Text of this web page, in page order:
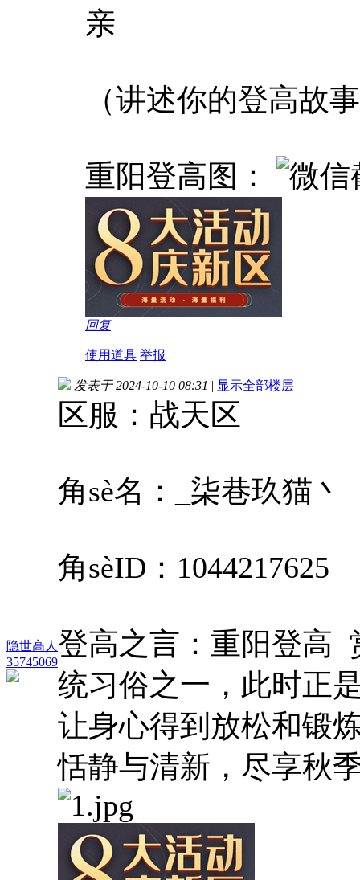
亲
（讲述你的登高故
重阳登高图：
回复
使用道具 举报
隐世高人
35745069
发表于 2024-10-10 08:31 | 显示全部楼层
区服：战天区
角sè名：_柒巷玖猫丶
角sèID：1044217625
登高之言：重阳登高
统习俗之一，此时正
让身心得到放松和锻
恬静与清新，尽享秋